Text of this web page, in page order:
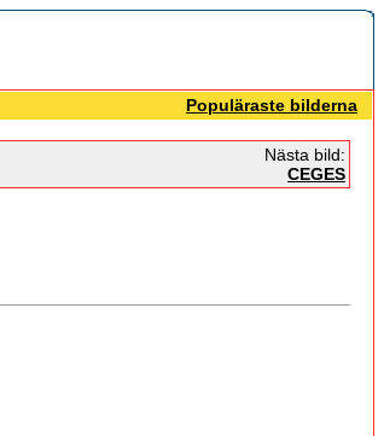
Populäraste bilderna
Nästa bild:
CEGES